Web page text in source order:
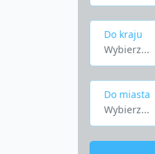
Do kraju
Wybierz...
Do miasta
Wybierz...